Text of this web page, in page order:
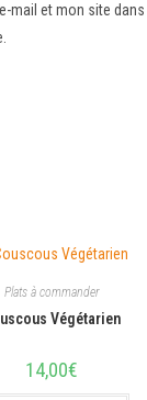
mail et mon site
Plats à commander
Végétarien
14,00€